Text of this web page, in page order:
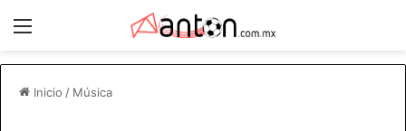
Inicio / Música